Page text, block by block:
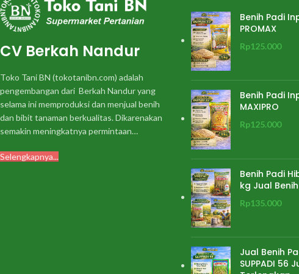
CV Berkah Nandur
Toko Tani BN (tokotanibn.com) adalah
pengembangan dari Berkah Nandur yang
selama ini memproduksi dan menjual benih
dan bibit tanaman berkualitas. Dikarenakan
semakin meningkatnya permintaan…
Selengkapnya...
Benih Padi
PROMAX
Rp125.000
Benih Padi
MAXIPRO
Rp125.000
Benih Padi
kg Jual
Rp135.000
Jual Benih
SUPPADI 56